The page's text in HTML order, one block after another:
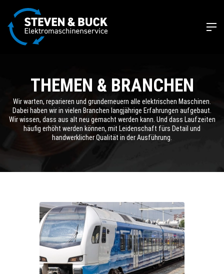
THEMEN & BRANCHEN
Wir warten, reparieren und grunderneuern alle elektrischen Maschinen.
Dabei haben wir in vielen Branchen langjährige Erfahrungen aufgebaut.
Wir wissen, dass aus alt neu gemacht werden kann. Und dass Laufzeiten
häufig erhöht werden können, mit Leidenschaft fürs Detail und
handwerklicher Qualität in der Ausführung.